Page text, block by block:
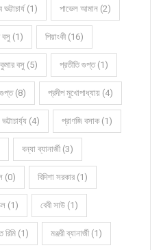
(1) পাভেল আমান (2)
বসু (1) পিয়াংকী (16)
বসু (5) প্রতীতি গুপ্ত (1)
গুপ্ত (8) প্রদীপ মুখোপাধ্যায় (4)
(4) প্রাণজি বসাক (1)
বন্যা ব্যানার্জী (3)
(0) বিদিশা সরকার (1)
(1) বেবী সাউ (1)
রিমি (1) মঞ্জরী ব্যানার্জী (1)